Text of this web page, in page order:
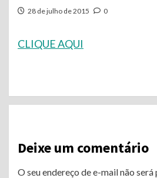
28 de julho de 2015 0
CLIQUE AQUI
Continue
Reading
Deixe um comentário
O seu endereço de e-mail não será